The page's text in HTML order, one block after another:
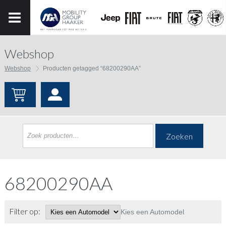
Webshop
Webshop Producten getagged “68200290AA”
Zoeken
68200290AA
Filter op: Kies een Automodel